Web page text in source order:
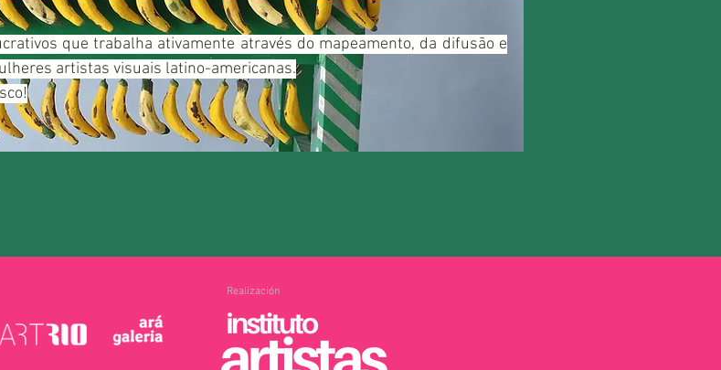
que trabalha ativamente através do mapeamento, da difusão e
artistas visuais latino-americanas.
Realización